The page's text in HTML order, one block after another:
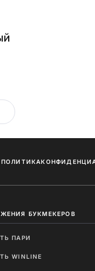
БУКМЕКЕРОВ
ПАРИ
WINLINE